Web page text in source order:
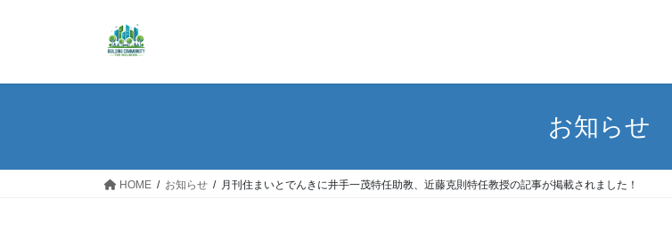
お知らせ
HOME お知らせ 月刊住まいとでんきに井手一茂特任助教、近藤克則特任教授の記事が掲載されました！